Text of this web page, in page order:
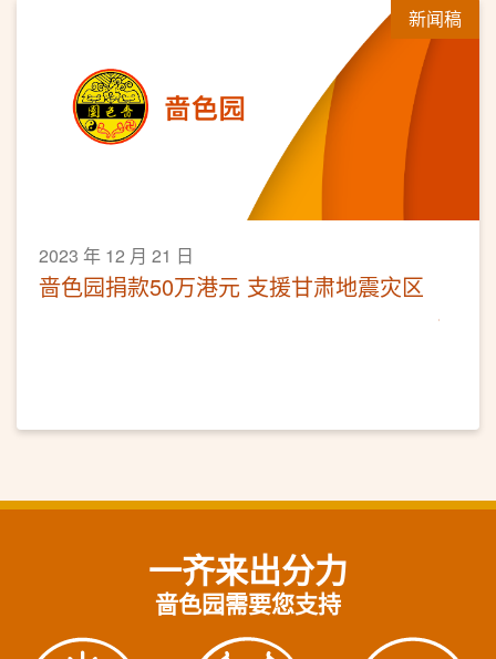
新闻稿
2023 年 12 月 21 日
啬色园捐款50万港元 支援甘肃地震灾区
一齐来出分力
啬色园需要您支持